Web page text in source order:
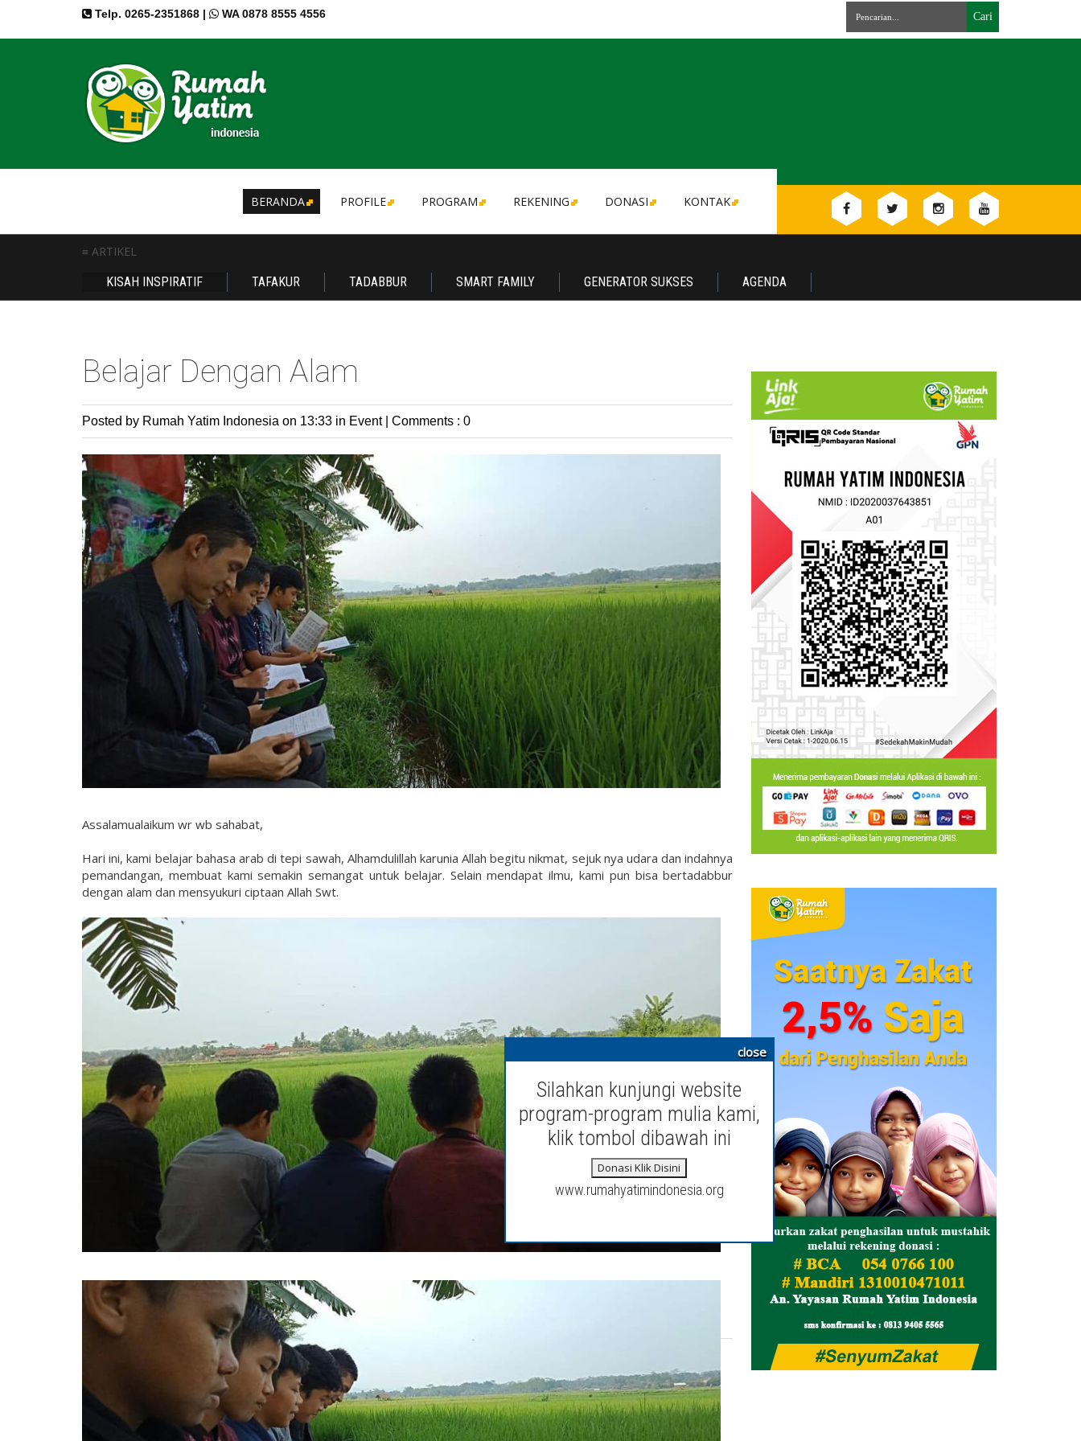
close
Silahkan kunjungi website
program-program mulia kami,
klik tombol dibawah ini
Donasi Klik Disini
www.rumahyatimindonesia.org
Telp. 0265-2351868 | WA 0878 8555 4556
BERANDA PROFILE PROGRAM REKENING DONASI KONTAK
≡ ARTIKEL
KISAH INSPIRATIF
TAFAKUR TADABBUR SMART FAMILY GENERATOR SUKSES AGENDA
Belajar Dengan Alam
Posted by Rumah Yatim Indonesia on 13:33 in Event Comments : 0
Assalamualaikum wr wb sahabat,
Hari ini, kami belajar bahasa arab di tepi sawah, Alhamdulillah karunia Allah begitu nikmat, sejuk nya udara dan indahnya
pemandangan, membuat kami semakin semangat untuk belajar. Selain mendapat ilmu, kami pun bisa bertadabbur
dengan alam dan mensyukuri ciptaan Allah Swt.